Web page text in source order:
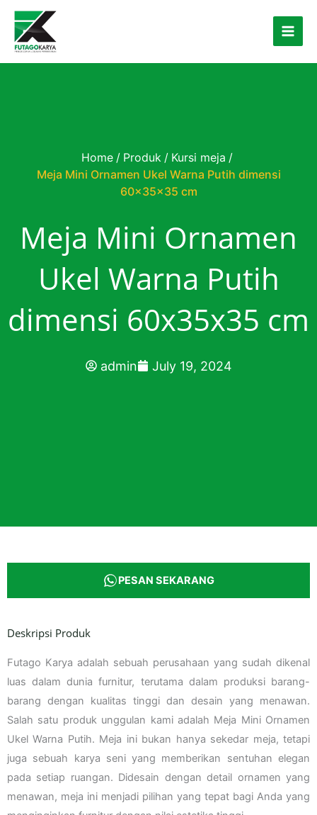
Skip to content
Home / Produk / Kursi meja /
Meja Mini Ornamen Ukel Warna Putih dimensi
60x35x35 cm
Meja Mini Ornamen
Ukel Warna Putih
dimensi 60x35x35 cm
admin July 19, 2024
PESAN SEKARANG
Deskripsi Produk
Futago Karya adalah sebuah perusahaan yang sudah dikenal
luas dalam dunia furnitur, terutama dalam produksi barang-
barang dengan kualitas tinggi dan desain yang menawan.
Salah satu produk unggulan kami adalah Meja Mini Ornamen
Ukel Warna Putih. Meja ini bukan hanya sekedar meja, tetapi
juga sebuah karya seni yang memberikan sentuhan elegan
pada setiap ruangan. Didesain dengan detail ornamen yang
menawan, meja ini menjadi pilihan yang tepat bagi Anda yang